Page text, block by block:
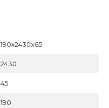
190x2430x65
2430
45
190